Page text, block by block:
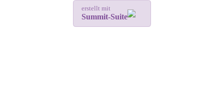
erstellt mit
Summit-Suite